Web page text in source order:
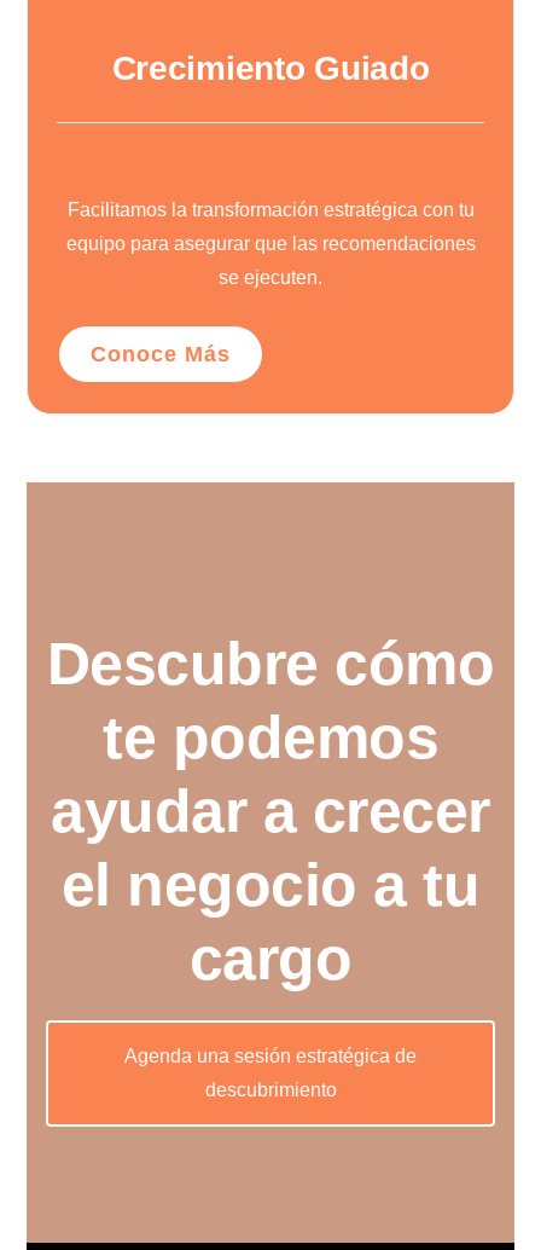
Crecimiento Guiado
Facilitamos la transformación estratégica con tu
equipo para asegurar que las recomendaciones
se ejecuten.
Conoce Más
Descubre cómo
te podemos
ayudar a crecer
el negocio a tu
cargo
Agenda una sesión estratégica de
descubrimiento